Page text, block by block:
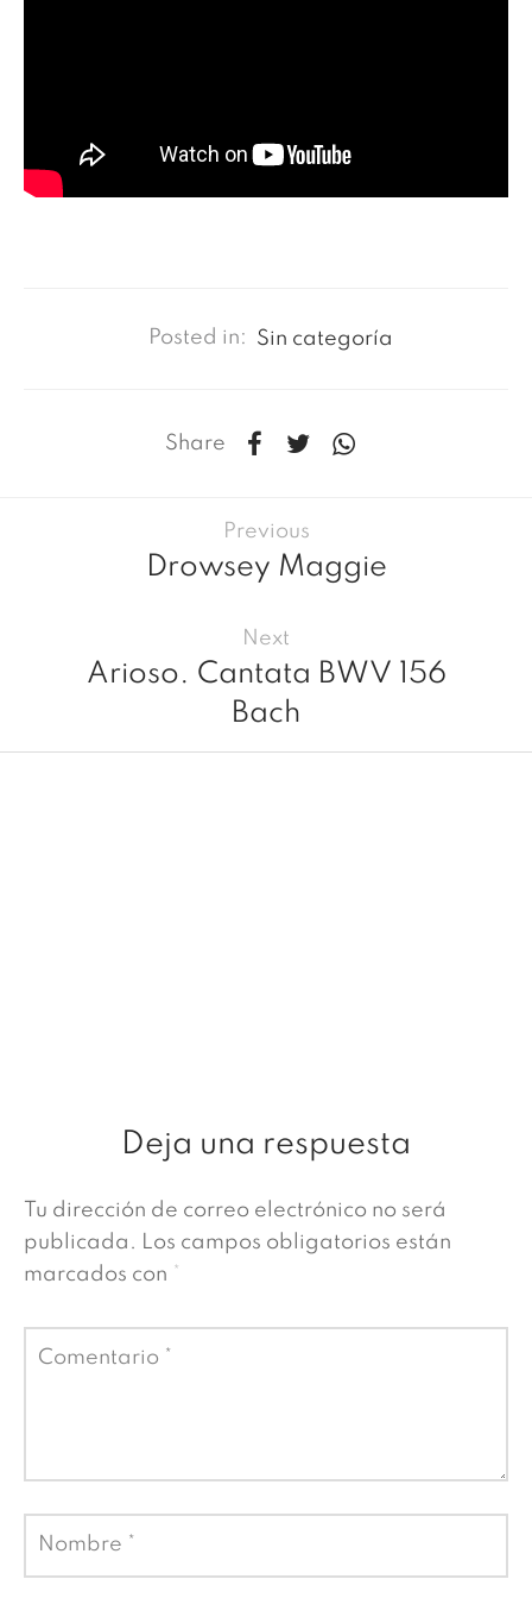
Posted in: Sin categoría
Share
Previous
Drowsey Maggie
Next
Arioso. Cantata BWV 156
Bach
Deja una respuesta
Tu dirección de correo electrónico no será
publicada. Los campos obligatorios están
marcados con *
Comentario *
Nombre *